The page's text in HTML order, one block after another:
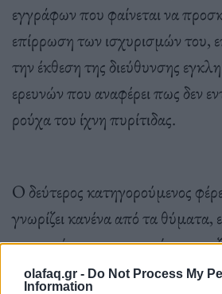
olafaq.gr - Do Not Process My
Information
εγγράφων που φαίνεται να
επίρρωση των ισχυρισμών του,
την έκθεση της διεύθυνσης
ερευνών που αναφέρει πως δεν
ρούχα του ίχνη πυρίτιδας.
Ο δεύτερος κατηγορούμενος
γνωρίζει κανένα από τα θύματα,
παρουσία του στο σημείο της